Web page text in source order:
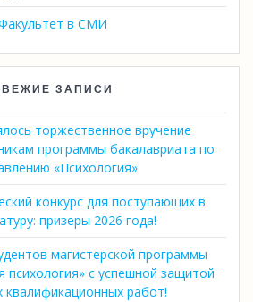
в СМИ
ЗАПИСИ
торжественное вручение
программы бакалавриата по
«Психология»
конкурс для поступающих в
призеры 2026 года!
магистерской программы
психология» с успешной защитой
квалификационных работ!